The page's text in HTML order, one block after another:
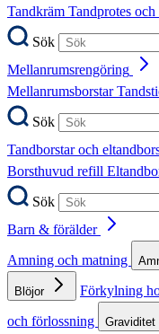
Tandkräm Tandprotes och
Sök
Mellanrumsrengöring
Mellanrumsborstar
Sök
Tandborstar och
Borsthuvud refill
Sök
Barn & förälder
Amning och matning
Blöjor Förkylning
och förlossning
Graviditet